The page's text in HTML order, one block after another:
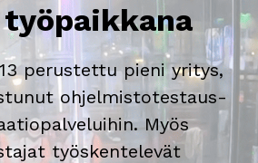
perustettu pieni yritys,
ohjelmistotestaus-
Myös
työskentelevät